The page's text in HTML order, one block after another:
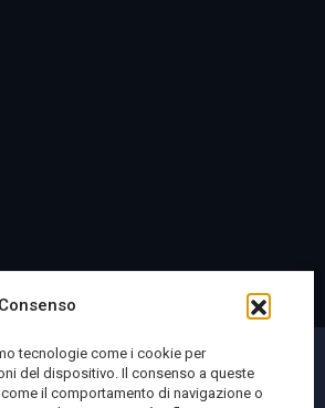
tecnologie come i cookie per
del dispositivo. Il consenso a queste
il comportamento di navigazione o